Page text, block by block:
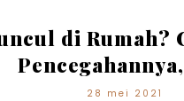
di Rumah?
28 mei 2021